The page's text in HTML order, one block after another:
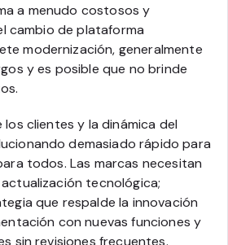
a menudo costosos y
cambio de plataforma
modernización, generalmente
y es posible que no brinde
clientes y la dinámica del
demasiado rápido para
todos. Las marcas necesitan
tecnológica;
que respalde la innovación
con nuevas funciones y
sin revisiones frecuentes.